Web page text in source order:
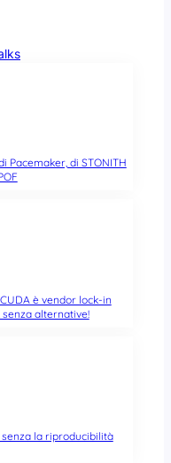
Pacemaker, di STONITH
è vendor lock-in
alternative!
senza la riproducibilità